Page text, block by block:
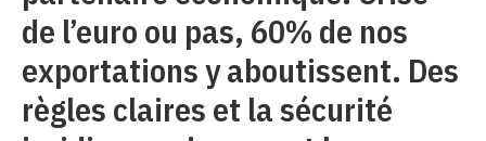
de l’euro ou pas, 60% de nos
exportations y aboutissent. Des
règles claires et la sécurité